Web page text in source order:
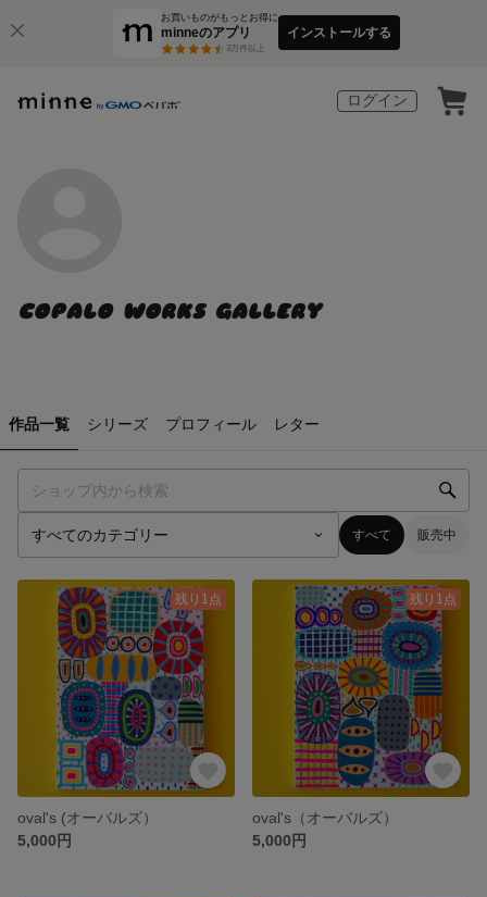
お買いものがもっとお得に
minneのアプリ
3万件以上
インストールする
ログイン
COPALO WORKS GALLERY
作品一覧 シリーズ プロフィール レター
すべて 販売中
残り1点
oval's (オーバルズ）
5,000円
残り1点
oval's（オーバルズ）
5,000円